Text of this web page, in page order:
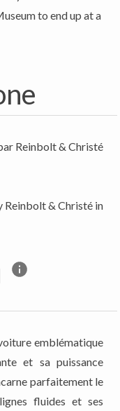
to end up at a
Reinbolt & Christé
Reinbolt & Christé in
emblématique
et sa puissance
parfaitement le
fluides et ses